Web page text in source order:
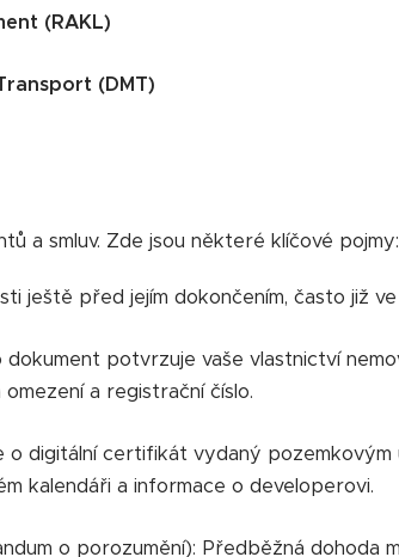
(RAKL)
(DMT)
a smluv. Zde jsou některé klíčové pojmy:
ještě před jejím dokončením, často již
potvrzuje vaše vlastnictví
a registrační číslo.
o digitální certifikát vydaný
kalendáři a informace o developerovi.
o porozumění): Předběžná dohoda